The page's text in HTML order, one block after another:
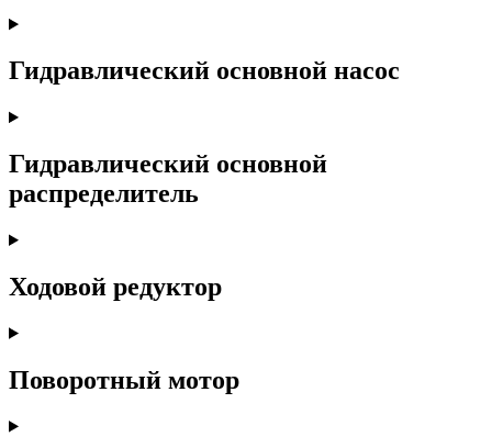
Гидравлический основной насос
Гидравлический основной
распределитель
Ходовой редуктор
Поворотный мотор